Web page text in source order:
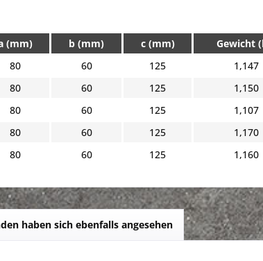
(mm) b (mm) c (mm)
Gewicht
80 60 125
1,147
80 60 125
1,150
80 60 125
1,107
80 60 125
1,170
80 60 125 1,160
haben sich ebenfalls angesehen